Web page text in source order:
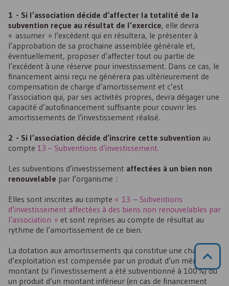
1 - Si l’association décide d’affecter la totalité de la
subvention reçue au résultat de l’exercice, elle devra
« assumer » l’excédent qui en résultera, le présenter à
l’approbation de sa prochaine assemblée générale et,
éventuellement, proposer d’affecter tout ou partie de
l’excédent à une réserve pour investissement. Dans ce cas, le
financement ainsi reçu ne générera pas ultérieurement de
compensation de charge d’amortissement et c’est
l’association qui, par ses activités propres, devra dégager une
capacité d’autofinancement suffisante pour couvrir les
amortissements de l’investissement réalisé.
2 - Si l’association décide d’inscrire cette subvention au
compte 13 – Subventions d’investissement.
Les subventions d’investissement affectées à un bien non
renouvelable par l’organisme :
Elles sont inscrites au compte « 13 – Subventions
d’investissement affectées à des biens non renouvelables par
l’association » et sont reprises au compte de résultat au
rythme de l’amortissement de ce bien.
La dotation aux amortissements qui constitue une charge
d’exploitation est compensée par un produit d’un même
montant (si l’investissement a été subventionné à 100 %) ou
un produit d’un montant inférieur (en cas de financement